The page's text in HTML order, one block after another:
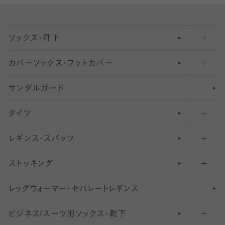
ソックス・靴下
五本指ソックス・靴下
足袋ソックス・靴下
無地・プレーンソックス・靴下
柄ソックス・靴下
スニーカー（くるぶし）用ソックス
アンクル・ショートソックス（くるぶし上）
クルーソックス（ふくらはぎ下）
カバーソックス・フットカバー
フットカバー・カバーソックス（深め）
フットカバー・カバーソックス（ふつう）
フットカバー・カバーソックス（浅め）
サンダルガード
タイツ
30デニール以下のタイツ（薄手タイツ）
31〜40デニールタイツ
41〜60デニールタイツ
61〜80デニールタイツ
レギンス・スパッツ
柄レギンス
無地レギンス
レギンスパンツ（レギパン）
ストッキング
伝線しにくいストッキング
ショートストッキング
レッ グ ウォー マー ・ セパレー ト レ ギンス
ビジネス/スーツ用 ソックス・靴下